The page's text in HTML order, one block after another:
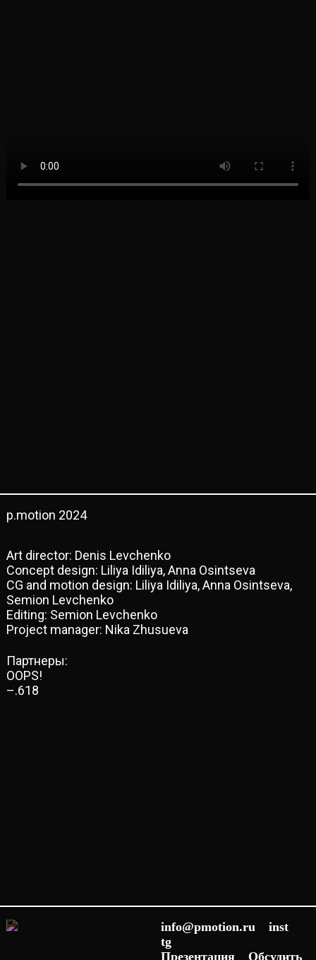
p.motion 2024
Аrt director: Denis Levchenko
Сonсept design: Liliya Idiliya, Anna Osintseva
CG and motion design: Liliya Idiliya, Anna Osintseva,
Semion Levchenko
Editing: Semion Levchenko
Project manager: Nika Zhusueva
Партнеры:
OOPS!
–.618
info@pmotion.ru
inst
tg
Презентация
Обсудить